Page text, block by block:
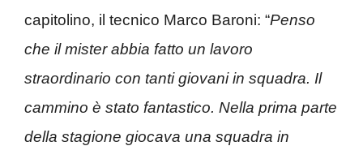
capitolino, il tecnico Marco Baroni: “Penso
che il mister abbia fatto un lavoro
straordinario con tanti giovani in squadra. Il
cammino è stato fantastico. Nella prima parte
della stagione giocava una squadra in